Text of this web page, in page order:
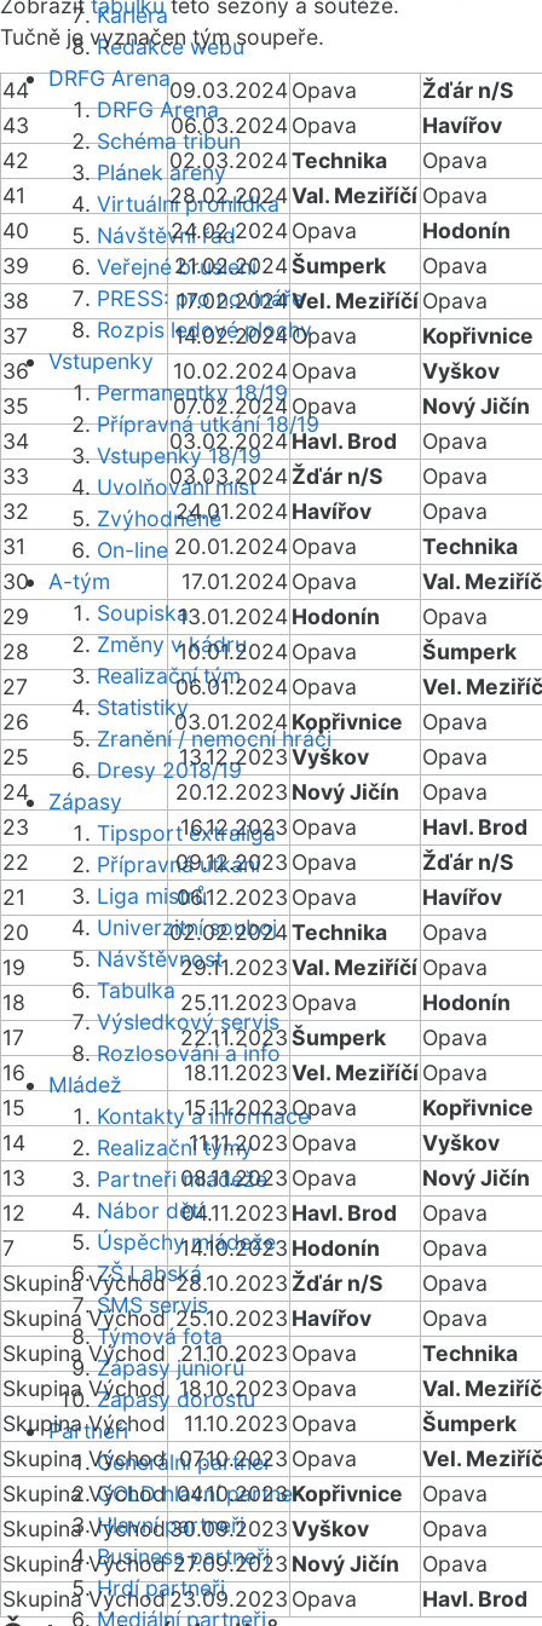
Kariéra
Redakce webu
DRFG Arena
DRFG Arena
Schéma tribun
Plánek areny
Virtuální prohlídka
Návštěvní řád
Veřejné bruslení
PRESS: pro novináře
Rozpis ledové plochy
Vstupenky
Permanentky 18/19
Přípravná utkání 18/19
Vstupenky 18/19
Uvolňování míst
Zvýhodněné
On-line
A-tým
Soupiska
Změny v kádru
Realizační tým
Statistiky
Zranění / nemocní hráči
Dresy 2018/19
Zápasy
Tipsport extraliga
Přípravná utkání
Liga mistrů
Univerzitní souboj
Návštěvnost
Tabulka
Výsledkový servis
Rozlosování a info
Mládež
Kontakty a informace
Realizační týmy
Partneři mládeže
Nábor dětí
Úspěchy mládeže
ZŠ Labská
SMS servis
Týmová fota
Zápasy juniorů
Zápasy dorostu
Partneři
Generální partner
GOLD hlavní partner
Hlavní partneři
Business partneři
Hrdí partneři
Mediální partneři
Zobrazit tabulku této sezóny a soutěže.
Tučně je vyznačen tým soupeře.
44 09.03.2024Opava Žďár n/S
43
06.03.2024Opava Havířov
42
02.03.2024Technika Opava
41
28.02.2024Val. Meziříčí Opava
40
24.02.2024Opava Hodonín
39
21.02.2024Šumperk Opava
38
17.02.2024Vel. MeziříčíOpava
37
14.02.2024Opava Kopřivnice
36
10.02.2024Opava Vyškov
35
07.02.2024Opava Nový Jičín
34
03.02.2024Havl. Brod Opava
33
03.03.2024Žďár n/S Opava
32
24.01.2024Havířov Opava
31
20.01.2024Opava Technika
30
17.01.2024Opava Val.
29
13.01.2024Hodonín Opava
28
10.01.2024Opava Šumperk
27
06.01.2024Opava Vel.
26
03.01.2024Kopřivnice Opava
25
13.12.2023Vyškov Opava
24
20.12.2023 Nový Jičín Opava
23
16.12.2023 Opava Havl. Brod
22
09.12.2023 Opava Žďár n/S
21
06.12.2023 Opava Havířov
20
02.02.2024Technika Opava
19
29.11.2023Val. Meziříčí Opava
18
25.11.2023 Opava Hodonín
17
22.11.2023Šumperk Opava
16
18.11.2023Vel. MeziříčíOpava
15
15.11.2023Opava Kopřivnice
14
11.11.2023 Opava Vyškov
13
08.11.2023 Opava Nový Jičín
12
04.11.2023 Havl. Brod Opava
7
14.10.2023 Hodonín Opava
Skupina Východ 28.10.2023 Žďár n/S Opava
Skupina Východ 25.10.2023 Havířov Opava
Skupina Východ
21.10.2023 Opava Technika
Skupina Východ
18.10.2023 Opava Val.
Skupina Východ
11.10.2023 Opava Šumperk
Skupina Východ 07.10.2023 Opava Vel.
Skupina Východ 04.10.2023Kopřivnice Opava
Skupina Východ30.09.2023Vyškov Opava
Skupina Východ 27.09.2023 Nový Jičín Opava
Skupina Východ23.09.2023 Opava Havl. Brod